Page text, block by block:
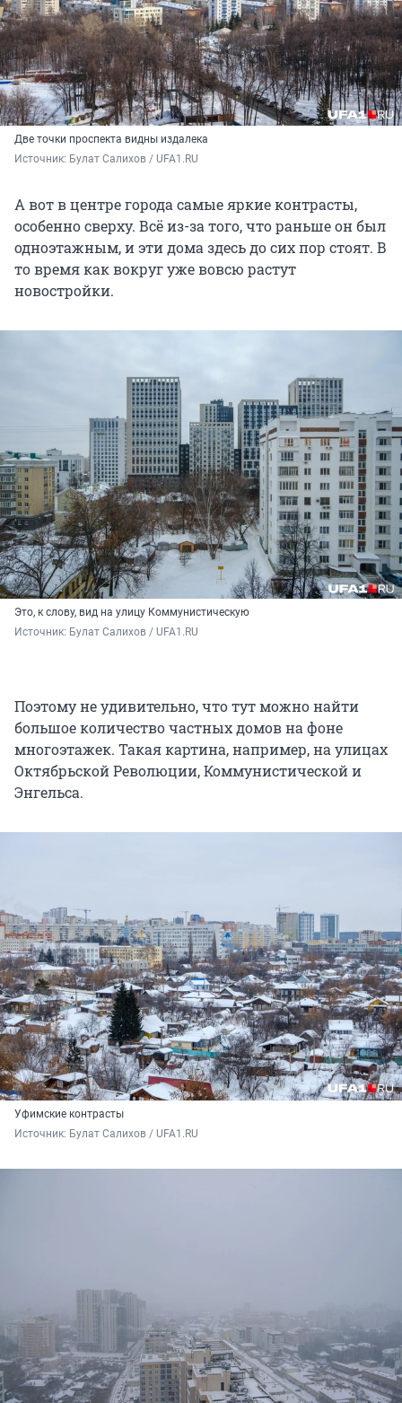
Две точки проспекта видны издалека
Источник: Булат Салихов / UFA1.RU
А вот в центре города самые яркие контрасты,
особенно сверху. Всё из-за того, что раньше он был
одноэтажным, и эти дома здесь до сих пор стоят. В
то время как вокруг уже вовсю растут
новостройки.
Это, к слову, вид на улицу Коммунистическую
Источник: Булат Салихов / UFA1.RU
Поэтому не удивительно, что тут можно найти
большое количество частных домов на фоне
многоэтажек. Такая картина, например, на улицах
Октябрьской Революции, Коммунистической и
Энгельса.
Уфимские контрасты
Источник: Булат Салихов / UFA1.RU